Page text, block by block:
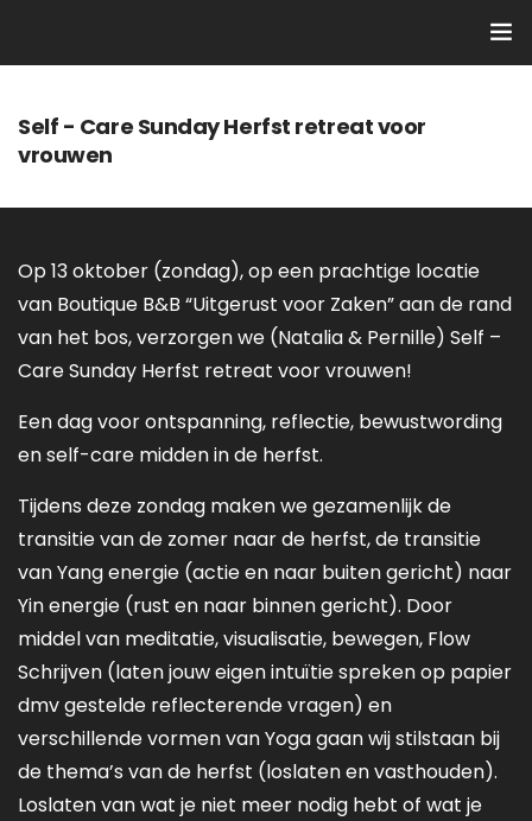
Yoga stijlen
Rooster
Trainingen & Workshops
Contact
Self - Care Sunday Herfst retreat voor
vrouwen
Op 13 oktober (zondag), op een prachtige locatie
van Boutique B&B “Uitgerust voor Zaken” aan de rand
van het bos, verzorgen we (Natalia & Pernille) Self –
Care Sunday Herfst retreat voor vrouwen!
Een dag voor ontspanning, reflectie, bewustwording
en self-care midden in de herfst.
Tijdens deze zondag maken we gezamenlijk de
transitie van de zomer naar de herfst, de transitie
van Yang energie (actie en naar buiten gericht) naar
Yin energie (rust en naar binnen gericht). Door
middel van meditatie, visualisatie, bewegen, Flow
Schrijven (laten jouw eigen intuïtie spreken op papier
dmv gestelde reflecterende vragen) en
verschillende vormen van Yoga gaan wij stilstaan bij
de thema’s van de herfst (loslaten en vasthouden).
Loslaten van wat je niet meer nodig hebt of wat je